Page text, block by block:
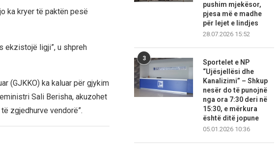
ka kryer të paktën pesë
ekzistojë ligji”, u shpreh
(GJKKO) ka kaluar për gjykim
Sali Berisha, akuzohet
zgjedhurve vendorë”.
pushim mjekësor,
pjesa më e madhe
për lejet e lindjes
28.07.2026 15:52
3
Sportelet e NP
“Ujësjellësi dhe
Kanalizimi” – Shkup
nesër do të punojnë
nga ora 7:30 deri në
15:30, e mërkura
është ditë jopune
05.01.2026 10:36